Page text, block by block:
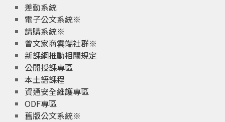
差勤系統
電子公文系統※
請購系統※
曾文家商雲端社群※
新課綱推動相關規定
公開授課專區
本土語課程
資通安全維護專區
ODF專區
舊版公文系統※